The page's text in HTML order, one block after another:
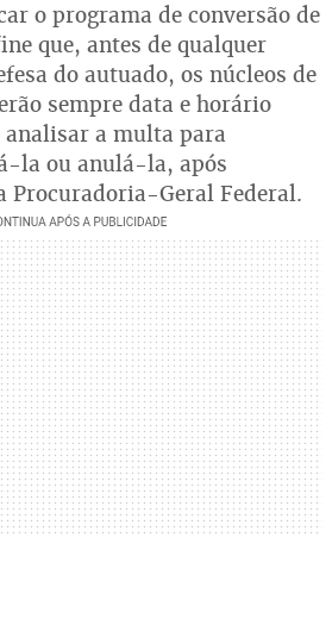
o programa de conversão de
que, antes de qualquer
do autuado, os núcleos de
sempre data e horário
a multa para
la ou anulá-la, após
Procuradoria-Geral Federal.